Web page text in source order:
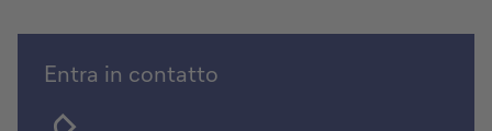
Scegli
la
data
Entra in contatto